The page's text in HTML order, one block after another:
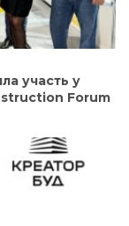
участь у
Forum